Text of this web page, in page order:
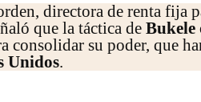
directora de renta fija
que la táctica de Bukele
consolidar su poder, que
Unidos.